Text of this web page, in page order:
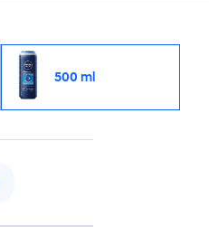
500 ml